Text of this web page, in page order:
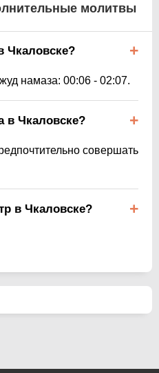
молитвы
Чкаловске?
намаза: 00:06 - 02:07.
в Чкаловске?
совершать
в Чкаловске?